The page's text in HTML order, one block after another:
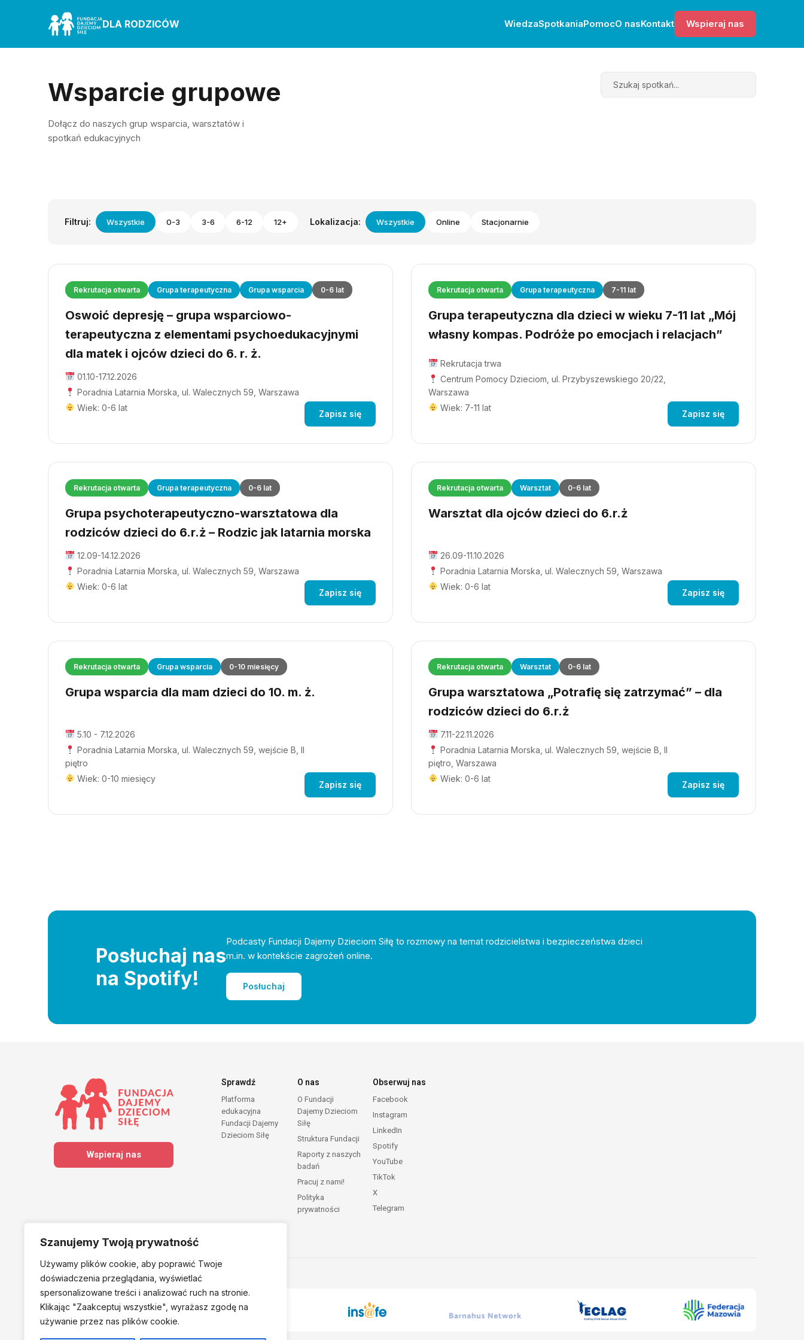
Szanujemy Twoją prywatność
Używamy plików cookie, aby poprawić Twoje
doświadczenia przeglądania, wyświetlać
spersonalizowane treści i analizować ruch na stronie.
Klikając "Zaakceptuj wszystkie", wyrażasz zgodę na
używanie przez nas plików cookie.
DLA RODZICÓW WiedzaSpotkaniaPomocO nasKontakt Wspieraj nas
Wsparcie grupowe
Dołącz do naszych grup wsparcia, warsztatów i
spotkań edukacyjnych
Search
Filtruj: Wszystkie 0-3 3-6 6-12 12+ Lokalizacja: Wszystkie Online Stacjonarnie
Rekrutacja otwarta Grupa terapeutyczna Grupa wsparcia 0-6 lat
Oswoić depresję – grupa wsparciowo-
terapeutyczna z elementami psychoedukacyjnymi
dla matek i ojców dzieci do 6. r. ż.
01.10-17.12.2026
Poradnia Latarnia Morska, ul. Walecznych 59, Warszawa
Wiek: 0-6 lat
Zapisz się
Rekrutacja otwarta Grupa terapeutyczna 7-11 lat
Grupa terapeutyczna dla dzieci w wieku 7-11 lat „Mój
własny kompas. Podróże po emocjach i relacjach”
Rekrutacja trwa
Centrum Pomocy Dzieciom, ul. Przybyszewskiego 20/22,
Warszawa
Wiek: 7-11 lat
Zapisz się
Rekrutacja otwarta Grupa terapeutyczna 0-6 lat
Grupa psychoterapeutyczno-warsztatowa dla
rodziców dzieci do 6.r.ż – Rodzic jak latarnia morska
12.09-14.12.2026
Poradnia Latarnia Morska, ul. Walecznych 59, Warszawa
Wiek: 0-6 lat
Zapisz się
Rekrutacja otwarta Warsztat 0-6 lat
Warsztat dla ojców dzieci do 6.r.ż
26.09-11.10.2026
Poradnia Latarnia Morska, ul. Walecznych 59, Warszawa
Wiek: 0-6 lat
Zapisz się
Rekrutacja otwarta Grupa wsparcia 0-10 miesięcy
Grupa wsparcia dla mam dzieci do 10. m. ż.
5.10 - 7.12.2026
Poradnia Latarnia Morska, ul. Walecznych 59, wejście B, II
piętro
Wiek: 0-10 miesięcy
Zapisz się
Rekrutacja otwarta Warsztat 0-6 lat
Grupa warsztatowa „Potrafię się zatrzymać” – dla
rodziców dzieci do 6.r.ż
7.11-22.11.2026
Poradnia Latarnia Morska, ul. Walecznych 59, wejście B, II
piętro, Warszawa
Wiek: 0-6 lat
Zapisz się
Posłuchaj nas
na Spotify!
Podcasty Fundacji Dajemy Dzieciom Siłę to rozmowy na temat rodzicielstwa i bezpieczeństwa dzieci
m.in. w kontekście zagrożeń online.
Posłuchaj
Wspieraj nas
Sprawdź
Platforma
edukacyjna
Fundacji Dajemy
Dzieciom Siłę
O nas
O Fundacji
Dajemy Dzieciom
Siłę
Struktura Fundacji
Raporty z naszych
badań
Pracuj z nami!
Polityka
prywatności
Obserwuj nas
Facebook
Instagram
LinkedIn
Spotify
YouTube
TikTok
X
Telegram
Należymy do